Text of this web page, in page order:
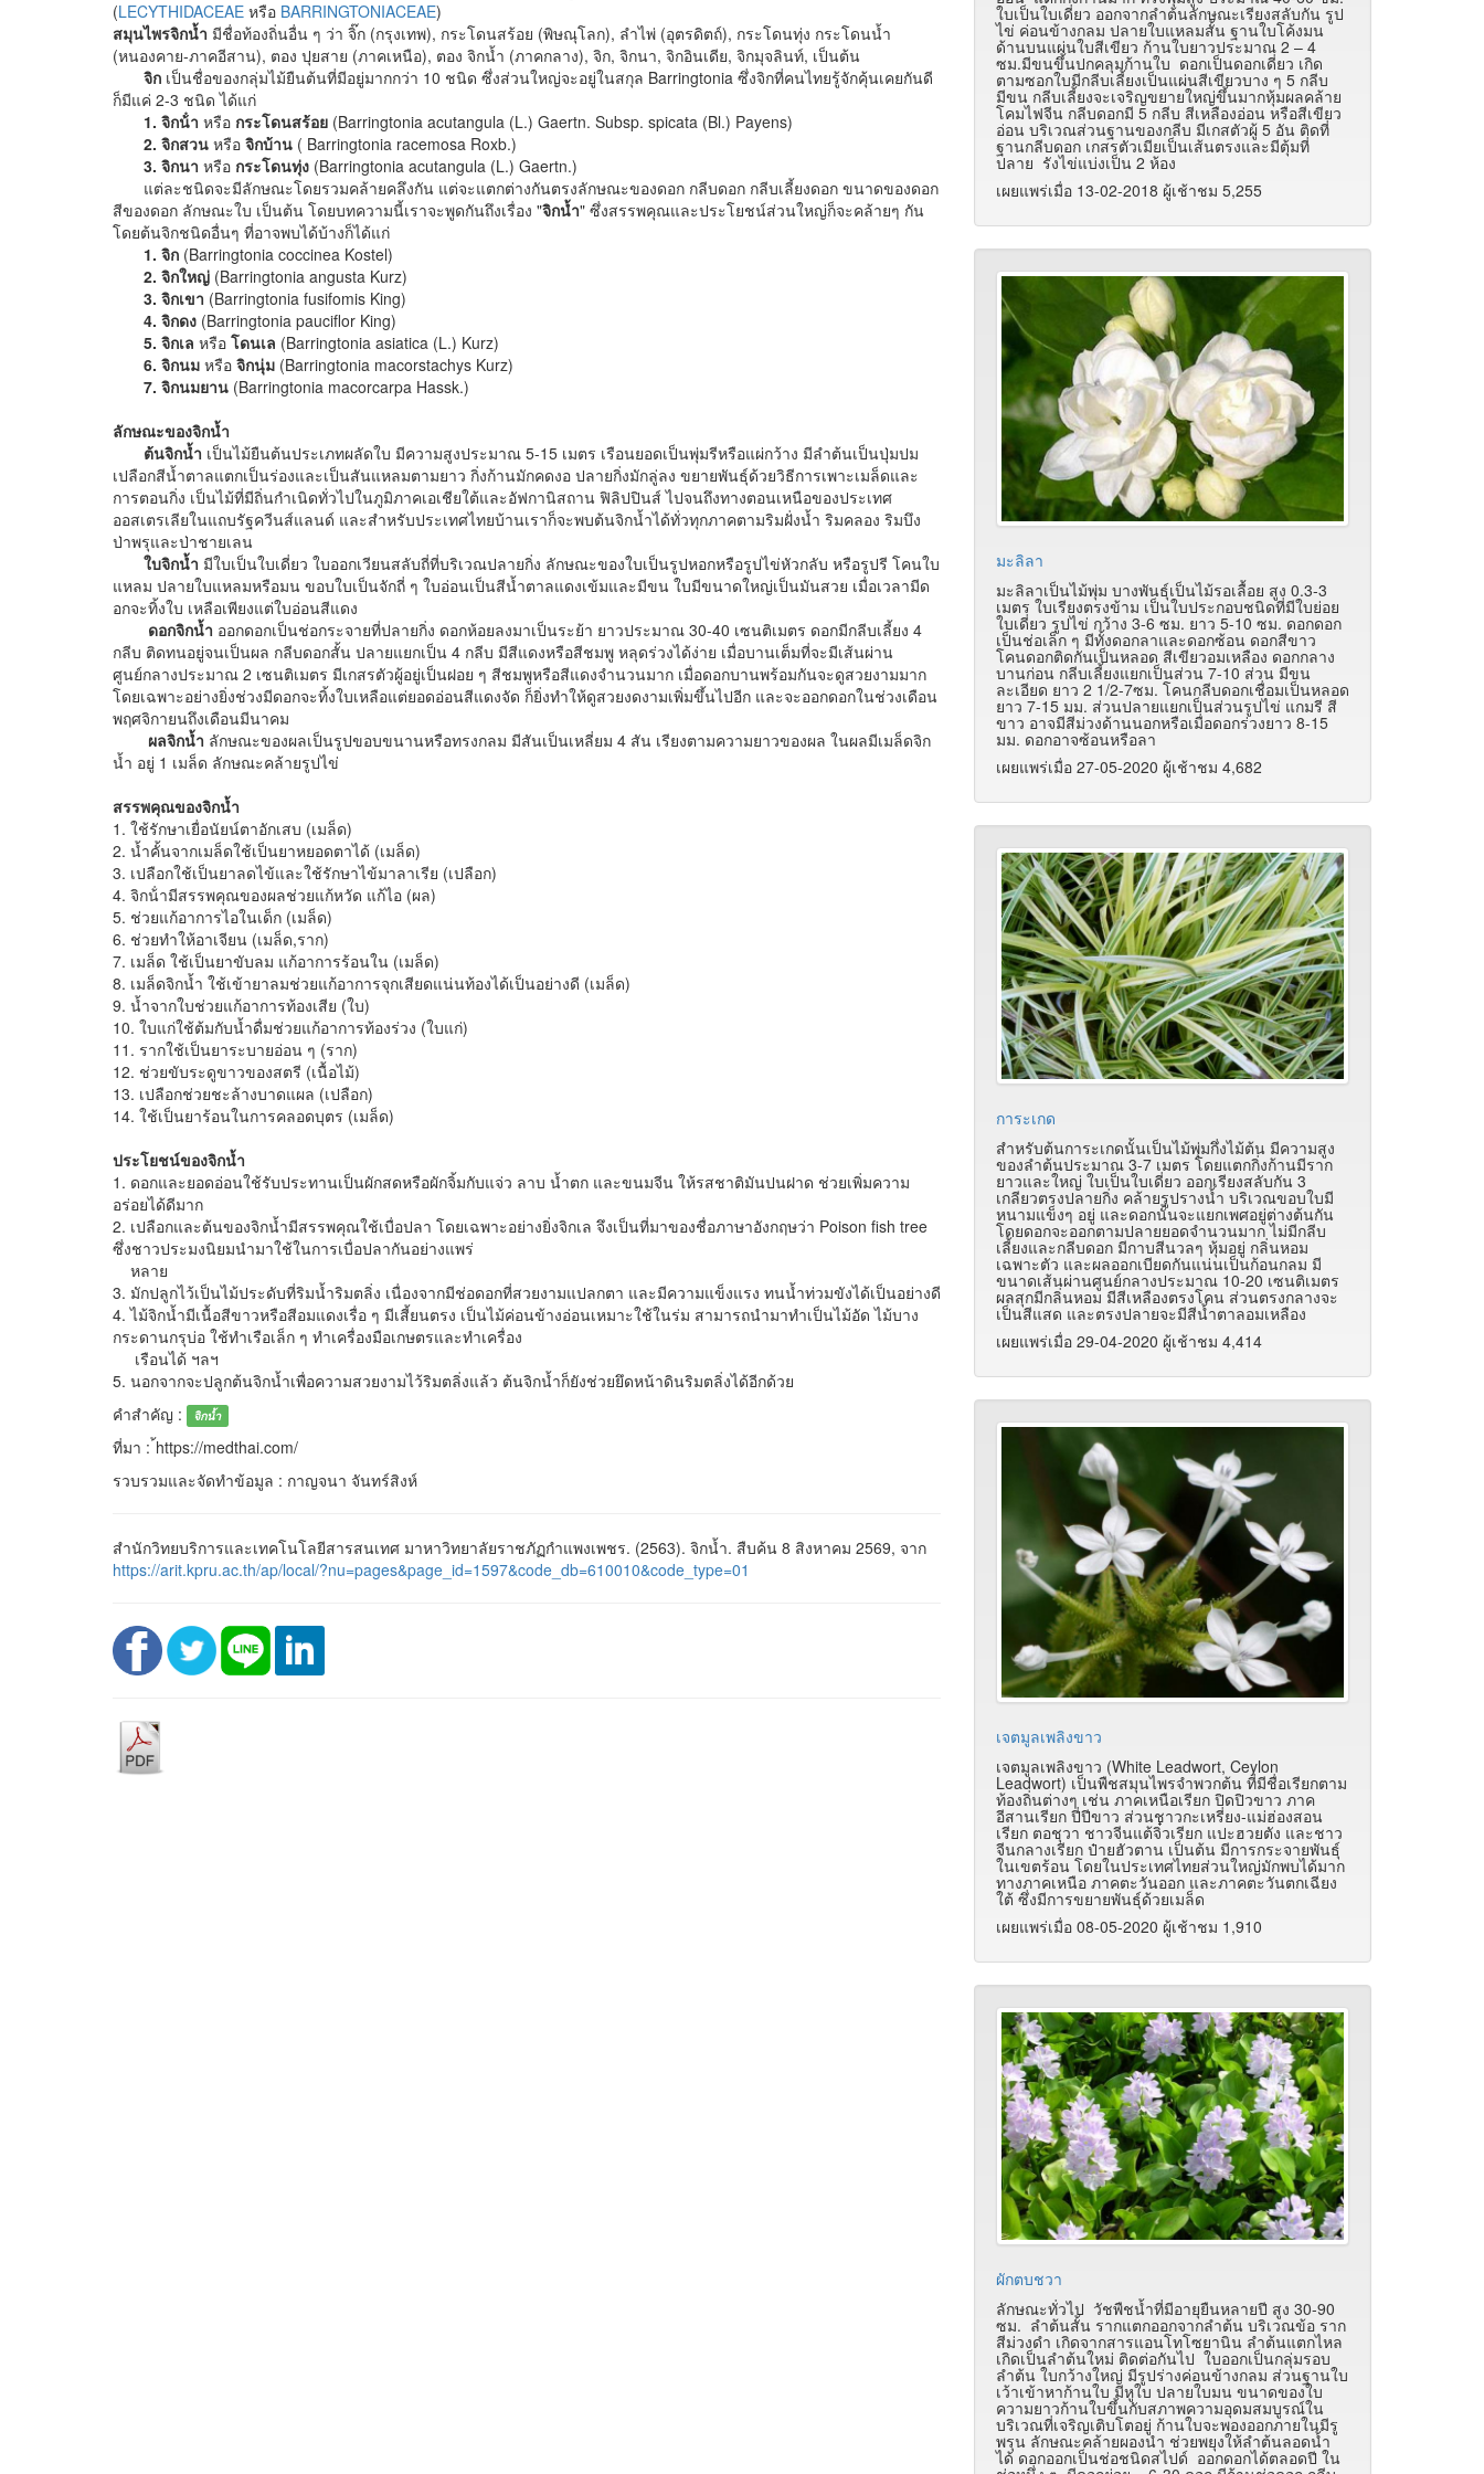
(LECYTHIDACEAE หรือ BARRINGTONIACEAE)
สมุนไพรจิกน้ำ มีชื่อท้องถิ่นอื่น ๆ ว่า จิ๊ก (กรุงเทพ), กระโดนสร้อย (พิษณุโลก), ลำไพ่ (อุตรดิตถ์), กระโดนทุ่ง กระโดนน้ำ
(หนองคาย-ภาคอีสาน), ตอง ปุยสาย (ภาคเหนือ), ตอง จิกน้ำ (ภาคกลาง), จิก, จิกนา, จิกอินเดีย, จิกมุจลินท์, เป็นต้น
จิก เป็นชื่อของกลุ่มไม้ยืนต้นที่มีอยู่มากกว่า 10 ชนิด ซึ่งส่วนใหญ่จะอยู่ในสกุล Barringtonia ซึ่งจิกที่คนไทยรู้จักคุ้นเคยกันดี
ก็มีแค่ 2-3 ชนิด ได้แก่
1. จิกน้ํา หรือ กระโดนสร้อย (Barringtonia acutangula (L.) Gaertn. Subsp. spicata (Bl.) Payens)
2. จิกสวน หรือ จิกบ้าน ( Barringtonia racemosa Roxb.)
3. จิกนา หรือ กระโดนทุ่ง (Barringtonia acutangula (L.) Gaertn.)
แต่ละชนิดจะมีลักษณะโดยรวมคล้ายคลึงกัน แต่จะแตกต่างกันตรงลักษณะของดอก กลีบดอก กลีบเลี้ยงดอก ขนาดของดอก
สีของดอก ลักษณะใบ เป็นต้น โดยบทความนี้เราจะพูดกันถึงเรื่อง "จิกน้ำ" ซึ่งสรรพคุณและประโยชน์ส่วนใหญ่ก็จะคล้ายๆ กัน
โดยต้นจิกชนิดอื่นๆ ที่อาจพบได้บ้างก็ได้แก่
1. จิก (Barringtonia coccinea Kostel)
2. จิกใหญ่ (Barringtonia angusta Kurz)
3. จิกเขา (Barringtonia fusifomis King)
4. จิกดง (Barringtonia pauciflor King)
5. จิกเล หรือ โดนเล (Barringtonia asiatica (L.) Kurz)
6. จิกนม หรือ จิกนุ่ม (Barringtonia macorstachys Kurz)
7. จิกนมยาน (Barringtonia macorcarpa Hassk.)
ลักษณะของจิกน้ำ
ต้นจิกน้ำ เป็นไม้ยืนต้นประเภทผลัดใบ มีความสูงประมาณ 5-15 เมตร เรือนยอดเป็นพุ่มรีหรือแผ่กว้าง มีลำต้นเป็นปุ่มปม
เปลือกสีน้ำตาลแตกเป็นร่องและเป็นสันแหลมตามยาว กิ่งก้านมักคดงอ ปลายกิ่งมักลู่ลง ขยายพันธุ์ด้วยวิธีการเพาะเมล็ดและ
การตอนกิ่ง เป็นไม้ที่มีถิ่นกำเนิดทั่วไปในภูมิภาคเอเชียใต้และอัฟกานิสถาน ฟิลิปปินส์ ไปจนถึงทางตอนเหนือของประเทศ
ออสเตรเลียในแถบรัฐควีนส์แลนด์ และสำหรับประเทศไทยบ้านเราก็จะพบต้นจิกน้ำได้ทั่วทุกภาคตามริมฝั่งน้ำ ริมคลอง ริมบึง
ป่าพรุและป่าชายเลน
ใบจิกน้ำ มีใบเป็นใบเดี่ยว ใบออกเวียนสลับถี่ที่บริเวณปลายกิ่ง ลักษณะของใบเป็นรูปหอกหรือรูปไข่หัวกลับ หรือรูปรี โคนใบ
แหลม ปลายใบแหลมหรือมน ขอบใบเป็นจักถี่ ๆ ใบอ่อนเป็นสีน้ำตาลแดงเข้มและมีขน ใบมีขนาดใหญ่เป็นมันสวย เมื่อเวลามีด
อกจะทิ้งใบ เหลือเพียงแต่ใบอ่อนสีแดง
ดอกจิกน้ำ ออกดอกเป็นช่อกระจายที่ปลายกิ่ง ดอกห้อยลงมาเป็นระย้า ยาวประมาณ 30-40 เซนติเมตร ดอกมีกลีบเลี้ยง 4
กลีบ ติดทนอยู่จนเป็นผล กลีบดอกสั้น ปลายแยกเป็น 4 กลีบ มีสีแดงหรือสีชมพู หลุดร่วงได้ง่าย เมื่อบานเต็มที่จะมีเส้นผ่าน
ศูนย์กลางประมาณ 2 เซนติเมตร มีเกสรตัวผู้อยู่เป็นฝอย ๆ สีชมพูหรือสีแดงจำนวนมาก เมื่อดอกบานพร้อมกันจะดูสวยงามมาก
โดยเฉพาะอย่างยิ่งช่วงมีดอกจะทิ้งใบเหลือแต่ยอดอ่อนสีแดงจัด ก็ยิ่งทำให้ดูสวยงดงามเพิ่มขึ้นไปอีก และจะออกดอกในช่วงเดือน
พฤศจิกายนถึงเดือนมีนาคม
ผลจิกน้ำ ลักษณะของผลเป็นรูปขอบขนานหรือทรงกลม มีสันเป็นเหลี่ยม 4 สัน เรียงตามความยาวของผล ในผลมีเมล็ดจิก
น้ำ อยู่ 1 เมล็ด ลักษณะคล้ายรูปไข่
สรรพคุณของจิกน้ำ
1. ใช้รักษาเยื่อนัยน์ตาอักเสบ (เมล็ด)
2. น้ำคั้นจากเมล็ดใช้เป็นยาหยอดตาได้ (เมล็ด)
3. เปลือกใช้เป็นยาลดไข้และใช้รักษาไข้มาลาเรีย (เปลือก)
4. จิกน้ํามีสรรพคุณของผลช่วยแก้หวัด แก้ไอ (ผล)
5. ช่วยแก้อาการไอในเด็ก (เมล็ด)
6. ช่วยทำให้อาเจียน (เมล็ด,ราก)
7. เมล็ด ใช้เป็นยาขับลม แก้อาการร้อนใน (เมล็ด)
8. เมล็ดจิกน้ำ ใช้เข้ายาลมช่วยแก้อาการจุกเสียดแน่นท้องได้เป็นอย่างดี (เมล็ด)
9. น้ำจากใบช่วยแก้อาการท้องเสีย (ใบ)
10. ใบแก่ใช้ต้มกับน้ำดื่มช่วยแก้อาการท้องร่วง (ใบแก่)
11. รากใช้เป็นยาระบายอ่อน ๆ (ราก)
12. ช่วยขับระดูขาวของสตรี (เนื้อไม้)
13. เปลือกช่วยชะล้างบาดแผล (เปลือก)
14. ใช้เป็นยาร้อนในการคลอดบุตร (เมล็ด)
ประโยชน์ของจิกน้ำ
1. ดอกและยอดอ่อนใช้รับประทานเป็นผักสดหรือผักจิ้มกับแจ่ว ลาบ น้ำตก และขนมจีน ให้รสชาติมันปนฝาด ช่วยเพิ่มความ
อร่อยได้ดีมาก
2. เปลือกและต้นของจิกน้ำมีสรรพคุณใช้เบื่อปลา โดยเฉพาะอย่างยิ่งจิกเล จึงเป็นที่มาของชื่อภาษาอังกฤษว่า Poison fish tree
ซึ่งชาวประมงนิยมนำมาใช้ในการเบื่อปลากันอย่างแพร่
หลาย
3. มักปลูกไว้เป็นไม้ประดับที่ริมน้ำริมตลิ่ง เนื่องจากมีช่อดอกที่สวยงามแปลกตา และมีความแข็งแรง ทนน้ำท่วมขังได้เป็นอย่างดี
4. ไม้จิกน้ำมีเนื้อสีขาวหรือสีอมแดงเรื่อ ๆ มีเสี้ยนตรง เป็นไม้ค่อนข้างอ่อนเหมาะใช้ในร่ม สามารถนำมาทำเป็นไม้อัด ไม้บาง
กระดานกรุบ่อ ใช้ทำเรือเล็ก ๆ ทำเครื่องมือเกษตรและทำเครื่อง
เรือนได้ ฯลฯ
5. นอกจากจะปลูกต้นจิกน้ำเพื่อความสวยงามไว้ริมตลิ่งแล้ว ต้นจิกน้ำก็ยังช่วยยึดหน้าดินริมตลิ่งได้อีกด้วย
คำสำคัญ :
จิกน้ำ
ที่มา : ้https://medthai.com/
รวบรวมและจัดทำข้อมูล : กาญจนา จันทร์สิงห์
สำนักวิทยบริการและเทคโนโลยีสารสนเทศ มาหาวิทยาลัยราชภัฏกำแพงเพชร. (2563). จิกน้ำ. สืบค้น 8 สิงหาคม 2569, จาก
https://arit.kpru.ac.th/ap/local/?nu=pages&page_id=1597&code_db=610010&code_type=01
ใบเป็นใบเดี่ยว ออกจากลำต้นลักษณะเรียงสลับกัน รูป
ไข่ ค่อนข้างกลม ปลายใบแหลมสั้น ฐานใบโค้งมน
ด้านบนแผ่นใบสีเขียว ก้านใบยาวประมาณ 2 – 4
ซม.มีขนขึ้นปกคลุมก้านใบ ดอกเป็นดอกเดี่ยว เกิด
ตามซอกใบมีกลีบเลี้ยงเป็นแผ่นสีเขียวบาง ๆ 5 กลีบ
มีขน กลีบเลี้ยงจะเจริญขยายใหญ่ขึ้นมากหุ้มผลคล้าย
โคมไฟจีน กลีบดอกมี 5 กลีบ สีเหลืองอ่อน หรือสีเขียว
อ่อน บริเวณส่วนฐานของกลีบ มีเกสตัวผู้ 5 อัน ติดที่
ฐานกลีบดอก เกสรตัวเมียเป็นเส้นตรงและมีตุ้มที่
ปลาย รังไข่แบ่งเป็น 2 ห้อง
เผยแพร่เมื่อ 13-02-2018 ผู้เช้าชม 5,255
มะลิลา
มะลิลาเป็นไม้พุ่ม บางพันธุ์เป็นไม้รอเลื้อย สูง 0.3-3
เมตร ใบเรียงตรงข้าม เป็นใบประกอบชนิดที่มีใบย่อย
ใบเดี่ยว รูปไข่ กว้าง 3-6 ซม. ยาว 5-10 ซม. ดอกดอก
เป็นช่อเล็ก ๆ มีทั้งดอกลาและดอกซ้อน ดอกสีขาว
โคนดอกติดกันเป็นหลอด สีเขียวอมเหลือง ดอกกลาง
บานก่อน กลีบเลี้ยงแยกเป็นส่วน 7-10 ส่วน มีขน
ละเอียด ยาว 2 1/2-7ซม. โคนกลีบดอกเชื่อมเป็นหลอด
ยาว 7-15 มม. ส่วนปลายแยกเป็นส่วนรูปไข่ แกมรี สี
ขาว อาจมีสีม่วงด้านนอกหรือเมื่อดอกร่วงยาว 8-15
มม. ดอกอาจซ้อนหรือลา
เผยแพร่เมื่อ 27-05-2020 ผู้เช้าชม 4,682
การะเกด
สำหรับต้นการะเกดนั้นเป็นไม้พุ่มกึ่งไม้ต้น มีความสูง
ของลำต้นประมาณ 3-7 เมตร โดยแตกกิ่งก้านมีราก
ยาวและใหญ่ ใบเป็นใบเดี่ยว ออกเรียงสลับกัน 3
เกลียวตรงปลายกิ่ง คล้ายรูปรางน้ำ บริเวณขอบใบมี
หนามแข็งๆ อยู่ และดอกนั้นจะแยกเพศอยู่ต่างต้นกัน
โดยดอกจะออกตามปลายยอดจำนวนมาก ไม่มีกลีบ
เลี้ยงและกลีบดอก มีกาบสีนวลๆ หุ้มอยู่ กลิ่นหอม
เฉพาะตัว และผลออกเบียดกันแน่นเป็นก้อนกลม มี
ขนาดเส้นผ่านศูนย์กลางประมาณ 10-20 เซนติเมตร
ผลสุกมีกลิ่นหอม มีสีเหลืองตรงโคน ส่วนตรงกลางจะ
เป็นสีแสด และตรงปลายจะมีสีน้ำตาลอมเหลือง
เผยแพร่เมื่อ 29-04-2020 ผู้เช้าชม 4,414
เจตมูลเพลิงขาว
เจตมูลเพลิงขาว (White Leadwort, Ceylon
Leadwort) เป็นพืชสมุนไพรจำพวกต้น ที่มีชื่อเรียกตาม
ท้องถิ่นต่างๆ เช่น ภาคเหนือเรียก ปิดปิวขาว ภาค
อีสานเรียก ปี่ปีขาว ส่วนชาวกะเหรี่ยง-แม่ฮ่องสอน
เรียก ตอชุวา ชาวจีนแต้จิ๋วเรียก แปะฮวยตัง และชาว
จีนกลางเรียก ป๋ายฮัวตาน เป็นต้น มีการกระจายพันธุ์
ในเขตร้อน โดยในประเทศไทยส่วนใหญ่มักพบได้มาก
ทางภาคเหนือ ภาคตะวันออก และภาคตะวันตกเฉียง
ใต้ ซึ่งมีการขยายพันธุ์ด้วยเมล็ด
เผยแพร่เมื่อ 08-05-2020 ผู้เช้าชม 1,910
ผักตบชวา
ลักษณะทั่วไป วัชพืชน้ำที่มีอายุยืนหลายปี สูง 30-90
ซม. ลำต้นสั้น รากแตกออกจากลำต้น บริเวณข้อ ราก
สีม่วงดำ เกิดจากสารแอนโทโซยานิน ลำต้นแตกไหล
เกิดเป็นลำต้นใหม่ ติดต่อกันไป ใบออกเป็นกลุ่มรอบ
ลำต้น ใบกว้างใหญ่ มีรูปร่างค่อนข้างกลม ส่วนฐานใบ
เว้าเข้าหาก้านใบ มีหูใบ ปลายใบมน ขนาดของใบ
ความยาวก้านใบขึ้นกับสภาพความอุดมสมบูรณ์ใน
บริเวณที่เจริญเติบโตอยู่ ก้านใบจะพองออกภายในมีรู
พรุน ลักษณะคล้ายผองนำ ช่วยพยุงให้ลำต้นลอดน้ำ
ได้ ดอกออกเป็นช่อชนิดสไปด์ ออกดอกได้ตลอดปี ใน